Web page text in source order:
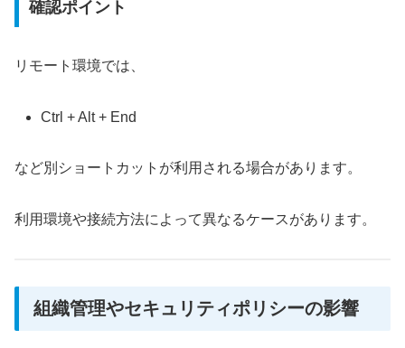
確認ポイント
リモート環境では、
Ctrl + Alt + End
など別ショートカットが利用される場合があります。
利用環境や接続方法によって異なるケースがあります。
組織管理やセキュリティポリシーの影響